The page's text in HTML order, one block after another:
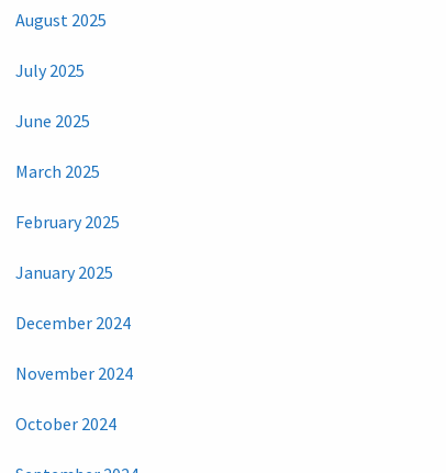
August 2025
July 2025
June 2025
March 2025
February 2025
January 2025
December 2024
November 2024
October 2024